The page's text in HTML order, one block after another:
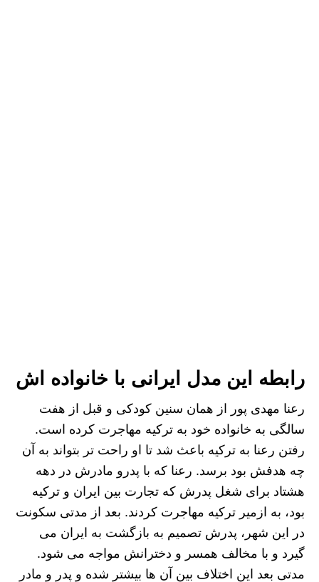
رابطه این مدل ایرانی با خانواده اش
رعنا مهدی پور از همان سنین کودکی و قبل از هفت
سالگی به خانواده خود به ترکیه مهاجرت کرده است.
رفتن رعنا به ترکیه باعث شد تا او راحت تر بتواند به آن
چه هدفش بود برسد. رعنا که با پدرو مادرش در دهه
هشتاد برای شغل پدرش که تجارت بین ایران و ترکیه
بود، به ازمیر ترکیه مهاجرت کردند. بعد از مدتی سکونت
در این شهر، پدرش تصمیم به بازگشت به ایران می
گیرد و با مخالف همسر و دخترانش مواجه می شود.
مدتی بعد این اختلاف بین آن ها بیشتر شده و پدر و مادر